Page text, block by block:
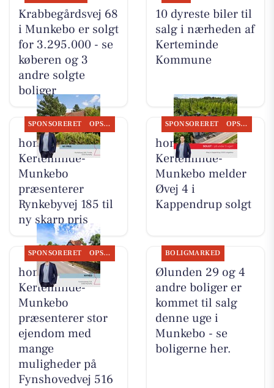
Krabbegårdsvej 68
i Munkebo er solgt
for 3.295.000 - se
køberen og 3
andre solgte
boliger
10 dyreste biler til
salg i nærheden af
Kerteminde
Kommune
SPONSORERET OPSLAGSTAVLEN
home
Kerteminde-
Munkebo
præsenterer
Rynkebyvej 185 til
ny skarp pris
SPONSORERET OPSLAGSTAVLEN
home
Kerteminde-
Munkebo melder
Øvej 4 i
Kappendrup solgt
SPONSORERET OPSLAGSTAVLEN
home
Kerteminde-
Munkebo
præsenterer stor
ejendom med
mange
muligheder på
Fynshovedvej 516
BOLIGMARKED
Ølunden 29 og 4
andre boliger er
kommet til salg
denne uge i
Munkebo - se
boligerne her.